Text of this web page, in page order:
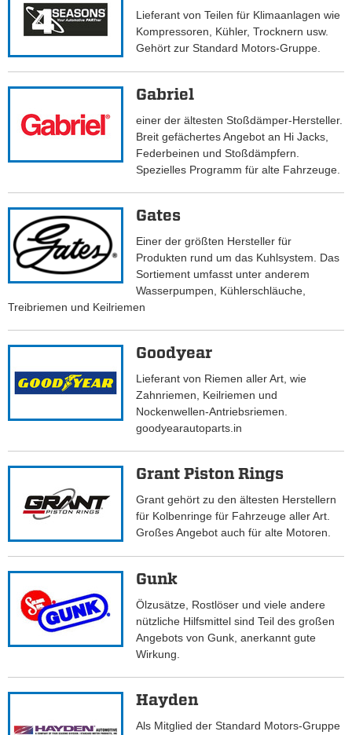
Lieferant von Teilen für Klimaanlagen wie
Kompressoren, Kühler, Trocknern usw.
Gehört zur Standard Motors-Gruppe.
Gabriel
einer der ältesten Stoßdämper-Hersteller.
Breit gefächertes Angebot an Hi Jacks,
Federbeinen und Stoßdämpfern.
Spezielles Programm für alte Fahrzeuge.
Gates
Einer der größten Hersteller für
Produkten rund um das Kuhlsystem. Das
Sortiement umfasst unter anderem
Wasserpumpen, Kühlerschläuche,
Treibriemen und Keilriemen
Goodyear
Lieferant von Riemen aller Art, wie
Zahnriemen, Keilriemen und
Nockenwellen-Antriebsriemen.
goodyearautoparts.in
Grant Piston Rings
Grant gehört zu den ältesten Herstellern
für Kolbenringe für Fahrzeuge aller Art.
Großes Angebot auch für alte Motoren.
Gunk
Ölzusätze, Rostlöser und viele andere
nützliche Hilfsmittel sind Teil des großen
Angebots von Gunk, anerkannt gute
Wirkung.
Hayden
Als Mitglied der Standard Motors-Gruppe